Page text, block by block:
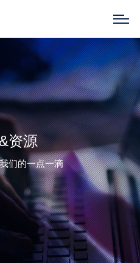
资源
们的一点一滴